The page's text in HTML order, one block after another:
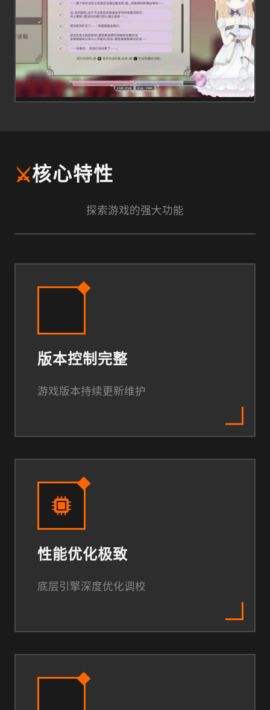
⚔️核心特性
探索游戏的强大功能
版本控制完整
游戏版本持续更新维护
性能优化极致
底层引擎深度优化调校